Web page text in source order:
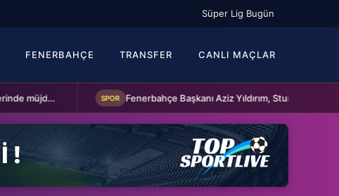
Süper Lig Bugün
FENERBAHÇE TRANSFER CANLI MAÇLAR
Beşiktaş'a Youssouf Fofana transferinde müjdeli haber! Fenerbahçe Başkanı Aziz Yıldırım, Sturm Graz maçı öncesi takımı ziyaret etti